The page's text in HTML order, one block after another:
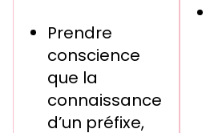
Prendre
conscience
que la
connaissance
d’un préfixe,